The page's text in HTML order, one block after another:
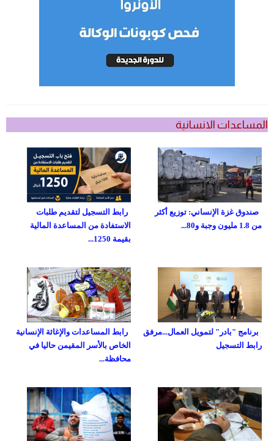
المساعدات الانسانية
رابط التسجيل لتقديم طلبات
الاستفادة من المساعدة المالية
بقيمة 1250...
صندوق غزة الإنساني: توزيع أكثر
من 1.8 مليون وجبة و80...
رابط المساعدات والإغاثة الإنسانية
الخاص بالأسر المقيمن حاليا في
محافظة...
برنامج "بادر" لتمويل العمال...مرفق
رابط التسجيل